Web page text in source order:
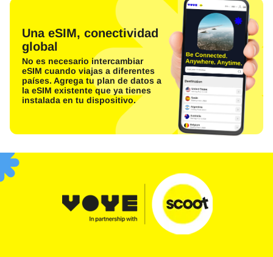
Una eSIM, conectividad
global
No es necesario intercambiar
eSIM cuando viajas a diferentes
países. Agrega tu plan de datos a
la eSIM existente que ya tienes
instalada en tu dispositivo.